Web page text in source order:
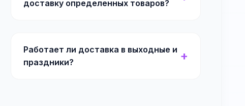
доставку определенных товаров?
Работает ли доставка в выходные и
праздники?